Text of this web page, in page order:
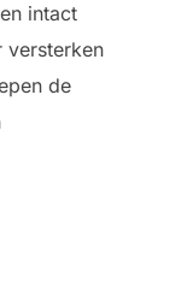
intact
versterken
de